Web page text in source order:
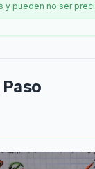
y pueden no ser